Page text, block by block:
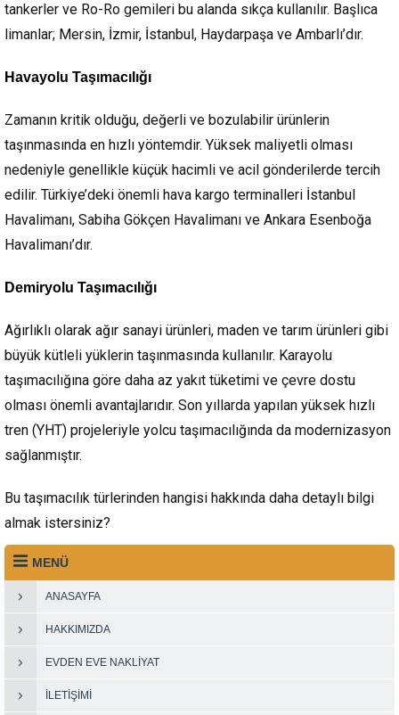
tankerler ve Ro-Ro gemileri bu alanda sıkça kullanılır. Başlıca
limanlar; Mersin, İzmir, İstanbul, Haydarpaşa ve Ambarlı’dır.
Havayolu Taşımacılığı
Zamanın kritik olduğu, değerli ve bozulabilir ürünlerin
taşınmasında en hızlı yöntemdir. Yüksek maliyetli olması
nedeniyle genellikle küçük hacimli ve acil gönderilerde tercih
edilir. Türkiye’deki önemli hava kargo terminalleri İstanbul
Havalimanı, Sabiha Gökçen Havalimanı ve Ankara Esenboğa
Havalimanı’dır.
Demiryolu Taşımacılığı
Ağırlıklı olarak ağır sanayi ürünleri, maden ve tarım ürünleri gibi
büyük kütleli yüklerin taşınmasında kullanılır. Karayolu
taşımacılığına göre daha az yakıt tüketimi ve çevre dostu
olması önemli avantajlarıdır. Son yıllarda yapılan yüksek hızlı
tren (YHT) projeleriyle yolcu taşımacılığında da modernizasyon
sağlanmıştır.
Bu taşımacılık türlerinden hangisi hakkında daha detaylı bilgi
almak istersiniz?
MENÜ
ANASAYFA
HAKKIMIZDA
EVDEN EVE NAKLIYAT
İLETIŞIMI